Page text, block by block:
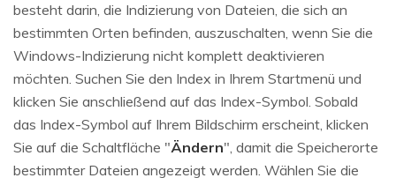
besteht darin, die Indizierung von Dateien, die sich an
bestimmten Orten befinden, auszuschalten, wenn Sie die
Windows-Indizierung nicht komplett deaktivieren
möchten. Suchen Sie den Index in Ihrem Startmenü und
klicken Sie anschließend auf das Index-Symbol. Sobald
das Index-Symbol auf Ihrem Bildschirm erscheint, klicken
Sie auf die Schaltfläche "Ändern", damit die Speicherorte
bestimmter Dateien angezeigt werden. Wählen Sie die